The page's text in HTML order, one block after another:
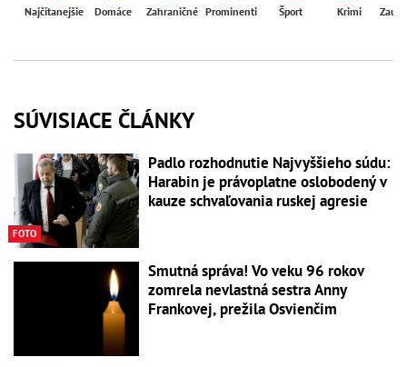
Najčítanejšie Domáce Zahraničné Prominenti Šport Krimi
SÚVISIACE ČLÁNKY
FOTO
Padlo rozhodnutie Najvyššieho súdu:
Harabin je právoplatne oslobodený v
kauze schvaľovania ruskej agresie
Smutná správa! Vo veku 96 rokov
zomrela nevlastná sestra Anny
Frankovej, prežila Osvienčim